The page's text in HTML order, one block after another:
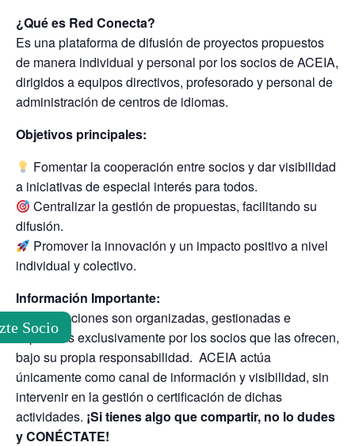
¿Qué es Red Conecta?
Es una plataforma de difusión de proyectos propuestos
de manera individual y personal por los socios de ACEIA,
dirigidos a equipos directivos, profesorado y personal de
administración de centros de idiomas.
Objetivos principales:
Fomentar la cooperación entre socios y dar visibilidad
a iniciativas de especial interés para todos.
Centralizar la gestión de propuestas, facilitando su
difusión.
Promover la innovación y un impacto positivo a nivel
individual y colectivo.
Información Importante:
Las formaciones son organizadas, gestionadas e
impartidas exclusivamente por los socios que las ofrecen,
bajo su propia responsabilidad. ACEIA actúa
únicamente como canal de información y visibilidad, sin
intervenir en la gestión o certificación de dichas
actividades. ¡Si tienes algo que compartir, no lo dudes
y CONÉCTATE!
Socio